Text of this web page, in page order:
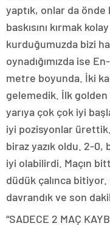
yaptık, onlar da önde
baskısını kırmak
kurduğumuzda bizi
oynadığımızda ise
metre boyunda. İki
gelemedik. İlk
yarıya çok çok iyi
iyi pozisyonlar ürettik.
biraz yazık oldu. 2-
iyi olabilirdi. Maçın
düdük çalınca
davrandık ve son
“SADECE 2 MAÇ